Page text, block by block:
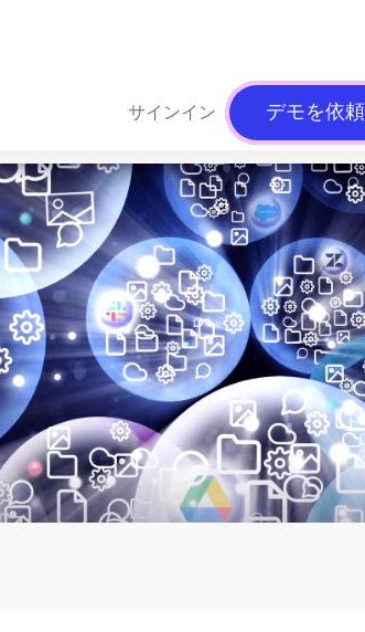
サインイン デモを依頼